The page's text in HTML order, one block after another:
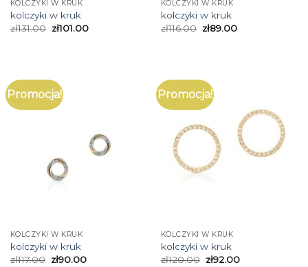
KOLCZYKI W KRUK
kolczyki w kruk
zł131.00 zł101.00
KOLCZYKI W KRUK
kolczyki w kruk
zł116.00 zł89.00
Promocja!
KOLCZYKI W KRUK
kolczyki w kruk
zł117.00 zł90.00
Promocja!
KOLCZYKI W KRUK
kolczyki w kruk
zł120.00 zł92.00